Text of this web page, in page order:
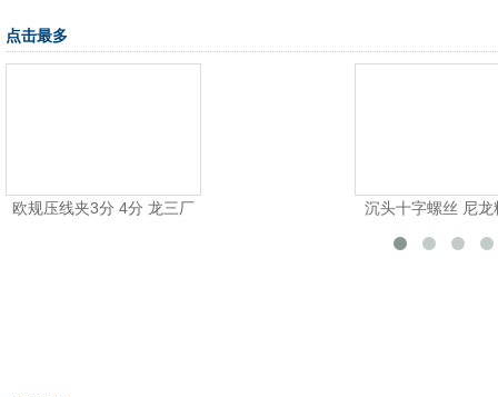
点击最多
沉头十字螺丝 尼龙料耐高